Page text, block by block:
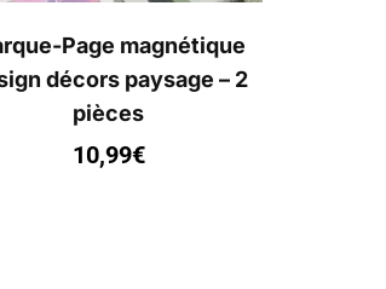
Page magnétique
décors paysage – 2
pièces
10,99€